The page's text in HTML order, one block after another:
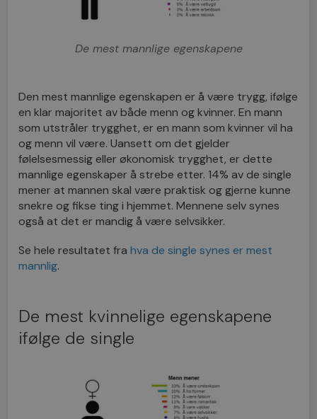
De mest mannlige egenskapene
Den mest mannlige egenskapen er å være trygg, ifølge
en klar majoritet av både menn og kvinner. En mann
som utstråler trygghet, er en mann som kvinner vil ha
og menn vil være. Uansett om det gjelder
følelsesmessig eller økonomisk trygghet, er dette
mannlige egenskaper å strebe etter. 14% av de single
mener at mannen skal være praktisk og gjerne kunne
snekre og fikse ting i hjemmet. Mennene selv synes
også at det er mandig å være selvsikker.
Se hele resultatet frahva de single synes er mest
mannlig.
De mest kvinnelige egenskapene
ifølge de single